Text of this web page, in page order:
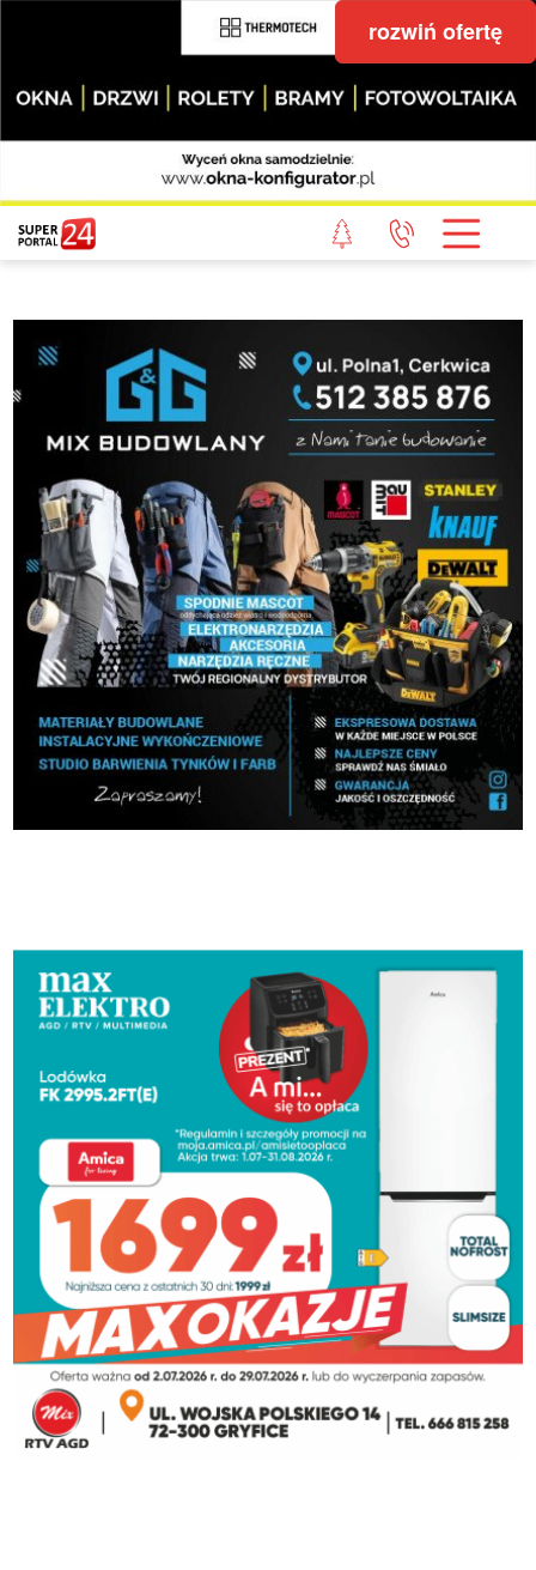
rozwiń ofertę
STRONA GŁÓWNA
POWIAT GRYFICKI
WIADOMOŚCI Z LASU
STUDIO SUPERPORTALU
KONTAKT
REDAKCJA
REGULAMIN